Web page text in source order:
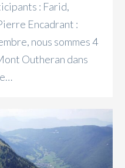
: Farid,
Encadrant :
nous sommes 4
Outheran dans